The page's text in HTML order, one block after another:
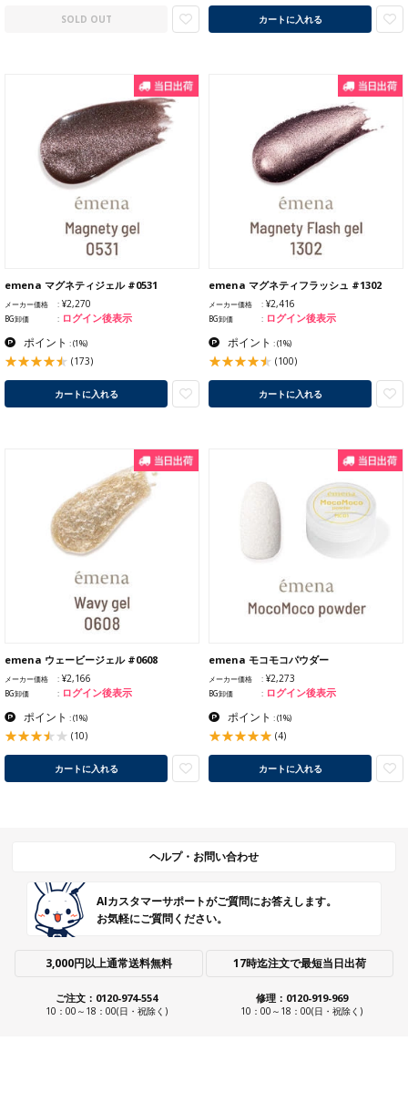
SOLD OUT カートに入れる
emena マグネティジェル #0531
メーカー価格 ¥2,270
BG卸価 ログイン後表示
ポイント :(1%)
(173)
カートに入れる
emena マグネティフラッシュ #1302
メーカー価格 ¥2,416
BG卸価 ログイン後表示
ポイント :(1%)
(100)
カートに入れる
emena ウェービージェル #0608
メーカー価格 ¥2,166
BG卸価 ログイン後表示
ポイント :(1%)
(10)
カートに入れる
emena モコモコパウダー
メーカー価格 ¥2,273
BG卸価 ログイン後表示
ポイント :(1%)
(4)
カートに入れる
ヘルプ・お問い合わせ
AIカスタマーサポートがご質問にお答えします。
お気軽にご質問ください。
3,000円以上通常送料無料 17時迄注文で最短当日出荷
ご注文：0120-974-554
10：00～18：00(日・祝除く)
修理：0120-919-969
10：00～18：00(日・祝除く)